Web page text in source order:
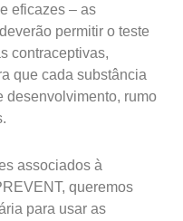
eficazes – as
permitir o teste
contraceptivas,
que cada substância
desenvolvimento, rumo
associados à
queremos
para usar as